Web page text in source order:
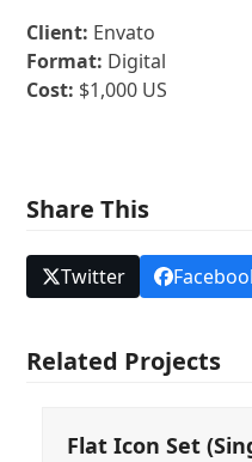
Client: Envato
Format: Digital
Cost: $1,000 US
Share This
Twitter
Related Projects
Flat Icon Set